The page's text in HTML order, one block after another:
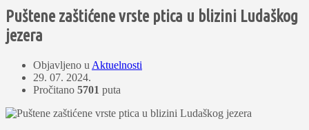
Puštene zaštićene vrste ptica u blizini Ludaškog
jezera
Objavljeno u Aktuelnosti
29. 07. 2024.
Pročitano 5701 puta